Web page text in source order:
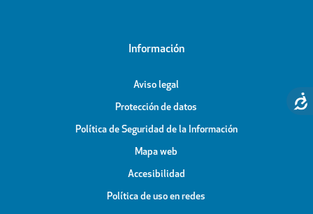
Información
Aviso legal
Protección de datos
Política de Seguridad de la Información
Mapa web
Accesibilidad
Política de uso en redes